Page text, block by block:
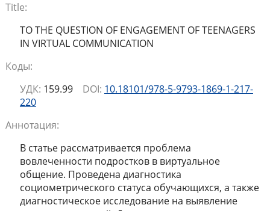
Title:
TO THE QUESTION OF ENGAGEMENT OF TEENAGERS
IN VIRTUAL COMMUNICATION
Коды:
УДК: 159.99 DOI: 10.18101/978-5-9793-1869-1-217-
220
Аннотация:
В статье рассматривается проблема
вовлеченности подростков в виртуальное
общение. Проведена диагностика
социометрического статуса обучающихся, а также
диагностическое исследование на выявление